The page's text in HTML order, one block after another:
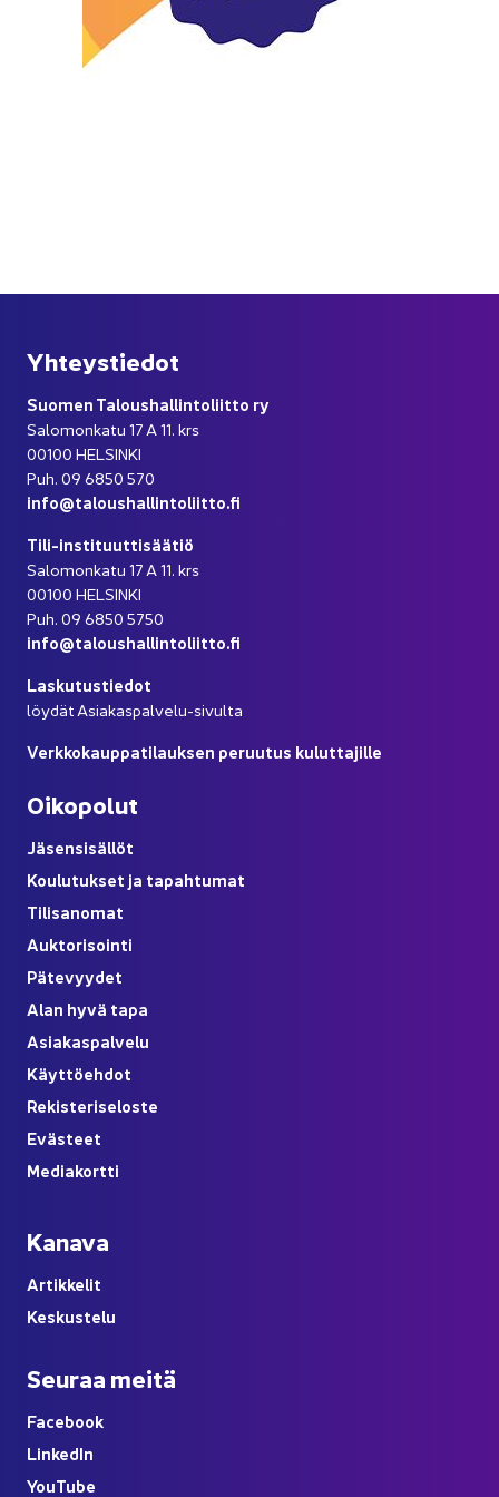
Yh­teys­tie­dot
Suo­men Ta­lous­hal­lin­to­liit­to ry
Sa­lo­mon­ka­tu 17 A 11. krs
00100 HEL­SIN­KI
Puh. 09 6850 570
info@ta­lous­hal­lin­to­liit­to.fi
Tili-​instituuttisäätiö
Sa­lo­mon­ka­tu 17 A 11. krs
00100 HEL­SIN­KI
Puh. 09 6850 5750
info@ta­lous­hal­lin­to­liit­to.fi
Las­ku­tus­tie­dot
löy­dät Asiakaspalvelu-​sivulta
Verk­ko­kaup­pa­ti­lauk­sen pe­ruu­tus ku­lut­ta­jil­le
Oi­ko­po­lut
Jä­sen­si­säl­löt
Kou­lu­tuk­set ja ta­pah­tu­mat
Ti­li­sa­no­mat
Auk­to­ri­soin­ti
Pä­te­vyy­det
Alan hyvä tapa
Asia­kas­pal­ve­lu
Käyt­tö­eh­dot
Re­kis­te­ri­se­los­te
Eväs­teet
Me­dia­kort­ti
Ka­na­va
Ar­tik­ke­lit
Kes­kus­te­lu
Seu­raa meitä
Face­book
Lin­ke­dIn
YouTube